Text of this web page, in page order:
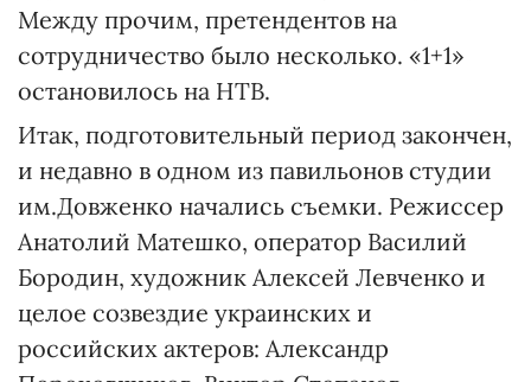
Между прочим, претендентов на
сотрудничество было несколько. «1+1»
остановилось на НТВ.
Итак, подготовительный период закончен,
и недавно в одном из павильонов студии
им.Довженко начались съемки. Режиссер
Анатолий Матешко, оператор Василий
Бородин, художник Алексей Левченко и
целое созвездие украинских и
российских актеров: Александр